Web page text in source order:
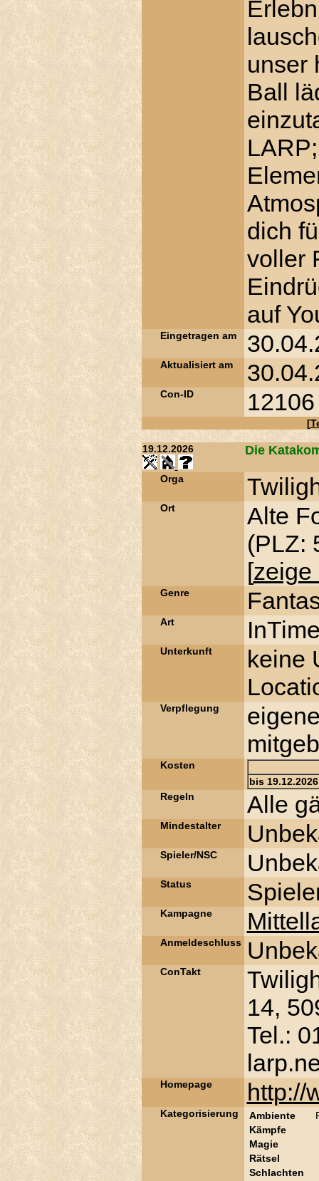
unser
Ball
dich
voller
auf
Eingetragen am
Aktualisiert am
Con-ID 12106
[
19.12.2026 Die
Orga
Ort
Alte
(PLZ:
[zeige
Genre
Art
Unterkunft
keine
Verpflegung
Kosten
bis 19.12.2026
Regeln
Alle
Mindestalter
Spieler/NSC
Status
Kampagne
Anmeldeschluss
ConTakt
14,
Tel.:
Homepage http://
Kategorisierung Ambiente
Kämpfe
Magie
Rätsel
Schlachten